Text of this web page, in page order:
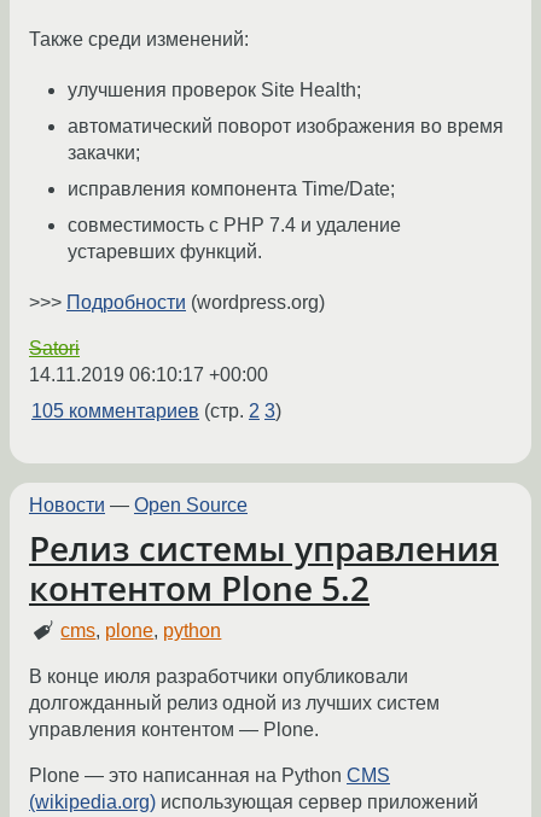
Также среди изменений:
улучшения проверок Site Health;
автоматический поворот изображения во время
закачки;
исправления компонента Time/Date;
совместимость с PHP 7.4 и удаление
устаревших функций.
>>> Подробности (wordpress.org)
Satori
14.11.2019 06:10:17 +00:00
105 комментариев (стр. 2 3)
Новости — Open Source
Релиз системы управления
контентом Plone 5.2
cms, plone, python
В конце июля разработчики опубликовали
долгожданный релиз одной из лучших систем
управления контентом — Plone.
Plone — это написанная на Python CMS
(wikipedia.org) использующая сервер приложений